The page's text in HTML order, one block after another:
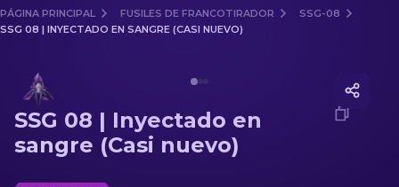
Gama media
Fusiles de Francotirador
PÁGINA PRINCIPAL FUSILES DE FRANCOTIRADOR
SSG-08
SSG 08 | INYECTADO EN SANGRE (CASI NUEVO)
SSG 08 | Inyectado en
sangre (Casi nuevo)